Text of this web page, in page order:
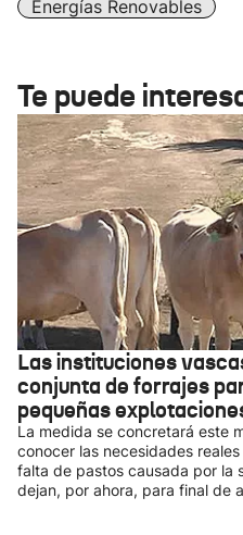
Energías Renovables
Te puede
Las instituciones
conjunta de forrajes
pequeñas
La medida se concretará este
conocer las necesidades
falta de pastos causada por la
dejan, por ahora, para final de